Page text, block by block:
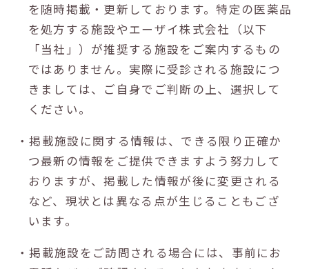
を随時掲載・更新しております。特定の医薬品
を処方する施設やエーザイ株式会社（以下
「当社」）が推奨する施設をご案内するもの
ではありません。実際に受診される施設につ
きましては、ご自身でご判断の上、選択して
ください。
・掲載施設に関する情報は、できる限り正確か
つ最新の情報をご提供できますよう努力して
おりますが、掲載した情報が後に変更される
など、現状とは異なる点が生じることもござ
います。
・掲載施設をご訪問される場合には、事前にお